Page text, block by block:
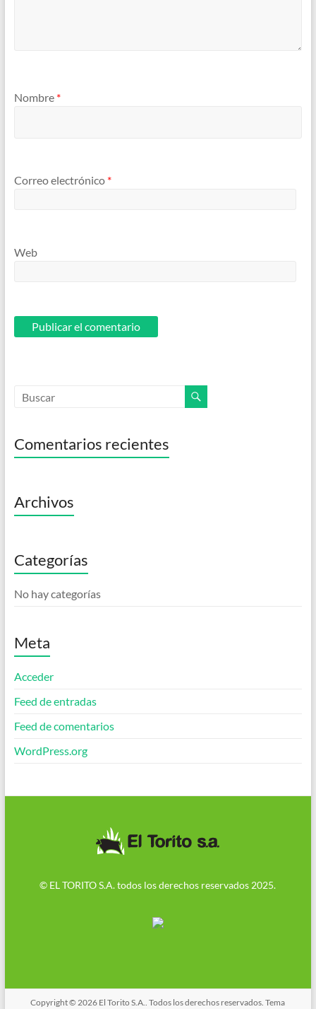
Nombre *
Correo electrónico *
Web
Comentarios recientes
Archivos
Categorías
No hay categorías
Meta
Acceder
Feed de entradas
Feed de comentarios
WordPress.org
© EL TORITO S.A. todos los derechos reservados 2025.
Copyright © 2026 El Torito S.A.. Todos los derechos reservados. Tema